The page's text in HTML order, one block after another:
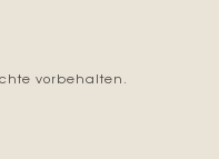
vorbehalten.